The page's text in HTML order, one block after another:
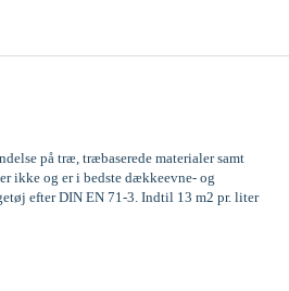
på træ, træbaserede materialer samt
ikke og er i bedste dækkeevne- og
efter DIN EN 71-3. Indtil 13 m2 pr. liter